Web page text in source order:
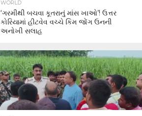
WORLD
‘ગરમીથી બચવા કૂતરાનું માંસ ખાઓ’! ઉત્તર
કોરિયામાં હીટવેવ વચ્ચે કિમ જોંગ ઉનની
અનોખી સલાહ